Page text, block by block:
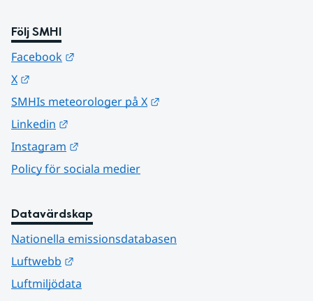
Följ SMHI
Facebook
X
SMHIs meteorologer på X
Linkedin
Instagram
Policy för sociala medier
Datavärdskap
Nationella emissionsdatabasen
Luftwebb
Luftmiljödata